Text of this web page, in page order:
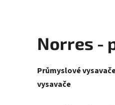
Norres -
Průmyslové
vysavače